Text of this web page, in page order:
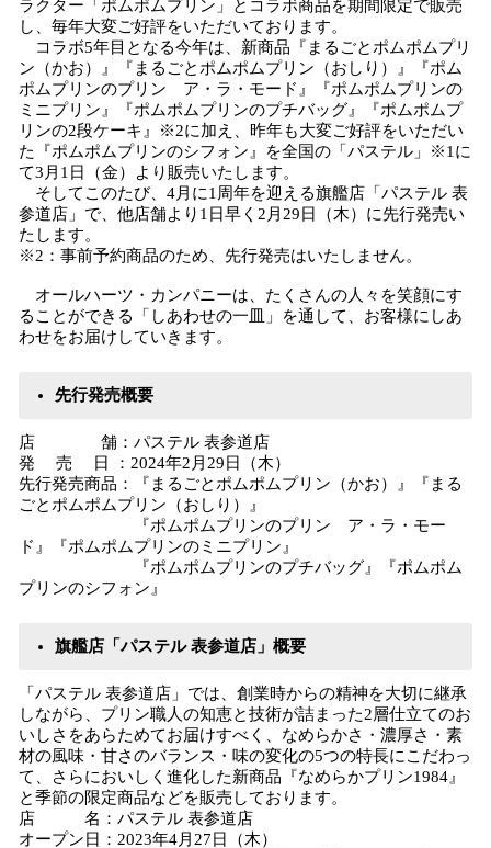
ラクター「ポムポムプリン」とコラボ商品を期間限定で販売
し、毎年大変ご好評をいただいております。
コラボ5年目となる今年は、新商品『まるごとポムポムプリ
ン（かお）』『まるごとポムポムプリン（おしり）』『ポム
ポムプリンのプリン ア・ラ・モード』『ポムポムプリンの
ミニプリン』『ポムポムプリンのプチバッグ』『ポムポムプ
リンの2段ケーキ』※2に加え、昨年も大変ご好評をいただい
た『ポムポムプリンのシフォン』を全国の「パステル」※1に
て3月1日（金）より販売いたします。
そしてこのたび、4月に1周年を迎える旗艦店「パステル 表
参道店」で、他店舗より1日早く2月29日（木）に先行発売い
たします。
※2：事前予約商品のため、先行発売はいたしません。
オールハーツ・カンパニーは、たくさんの人々を笑顔にす
ることができる「しあわせの一皿」を通して、お客様にしあ
わせをお届けしていきます。
先行発売概要
店 舗：パステル 表参道店
発 売 日 ：2024年2月29日（木）
先行発売商品：『まるごとポムポムプリン（かお）』『まる
ごとポムポムプリン（おしり）』
『ポムポムプリンのプリン ア・ラ・モー
ド』『ポムポムプリンのミニプリン』
『ポムポムプリンのプチバッグ』『ポムポム
プリンのシフォン』
旗艦店「パステル 表参道店」概要
「パステル 表参道店」では、創業時からの精神を大切に継承
しながら、プリン職人の知恵と技術が詰まった2層仕立てのお
いしさをあらためてお届けすべく、なめらかさ・濃厚さ・素
材の風味・甘さのバランス・味の変化の5つの特長にこだわっ
て、さらにおいしく進化した新商品『なめらかプリン1984』
と季節の限定商品などを販売しております。
店 名：パステル 表参道店
オープン日：2023年4月27日（木）